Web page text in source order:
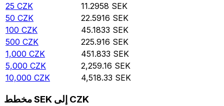
25 CZK 11.2958 SEK
50 CZK 22.5916 SEK
100 CZK 45.1833 SEK
500 CZK 225.916 SEK
1,000 CZK 451.833 SEK
5,000 CZK 2,259.16 SEK
10,000 CZK 4,518.33 SEK
مخطط SEK إلى CZK